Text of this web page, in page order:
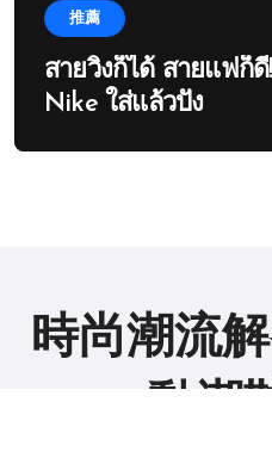
推薦
สายวิ่งก็ได้ สายแฟก็
Nike ใส่แล้วปัง
時尚潮流